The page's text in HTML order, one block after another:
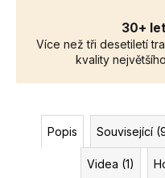
30+
Více než tři desetiletí
kvality
Popis Související
Videa (1)